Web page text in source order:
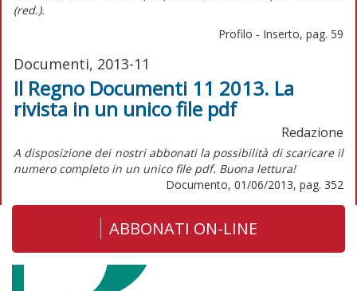
(red.).
Profilo - Inserto, pag. 59
Documenti, 2013-11
Il Regno Documenti 11 2013. La
rivista in un unico file pdf
Redazione
A disposizione dei nostri abbonati la possibilità di scaricare il
numero completo in un unico file pdf. Buona lettura!
Documento, 01/06/2013, pag. 352
ABBONATI ON-LINE